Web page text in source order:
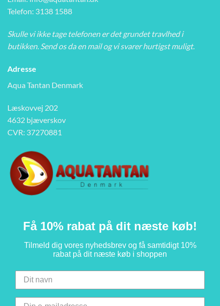
Telefon: 3138 1588
Skulle vi ikke tage telefonen er det grundet travlhed i
butikken. Send os da en mail og vi svarer hurtigst muligt.
Adresse
Aqua Tantan Denmark
Læskovvej 202
4632 bjæverskov
CVR: 37270881
Få 10% rabat på dit næste køb!
Tilmeld dig vores nyhedsbrev og få samtidigt 10%
rabat på dit næste køb i shoppen